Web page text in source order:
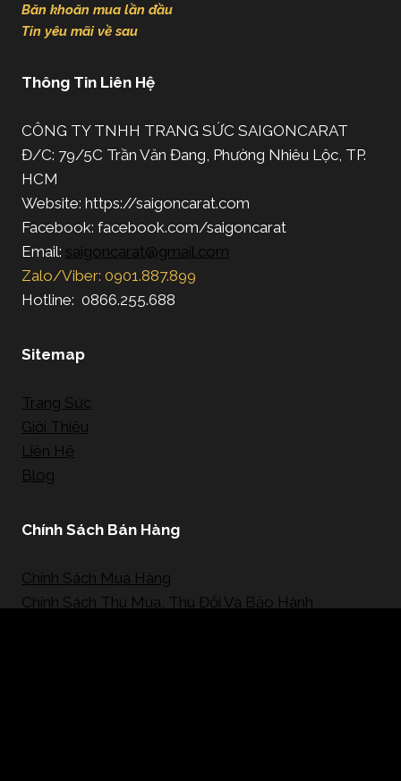
Băn khoăn mua lần đầu
Tin yêu mãi về sau
Thông Tin Liên Hệ
CÔNG TY TNHH TRANG SỨC SAIGONCARAT
Đ/C: 79/5C Trần Văn Đang, Phường Nhiêu Lộc, TP.
HCM
Website: https://saigoncarat.com
Facebook: facebook.com/saigoncarat
Email: saigoncarat@gmail.com
Zalo/Viber: 0901.887.899
Hotline: 0866.255.688
Sitemap
Trang Sức
Giới Thiệu
Liên Hệ
Blog
Chính Sách Bán Hàng
Chính Sách Mua Hàng
Chính Sách Thu Mua, Thu Đổi Và Bảo Hành